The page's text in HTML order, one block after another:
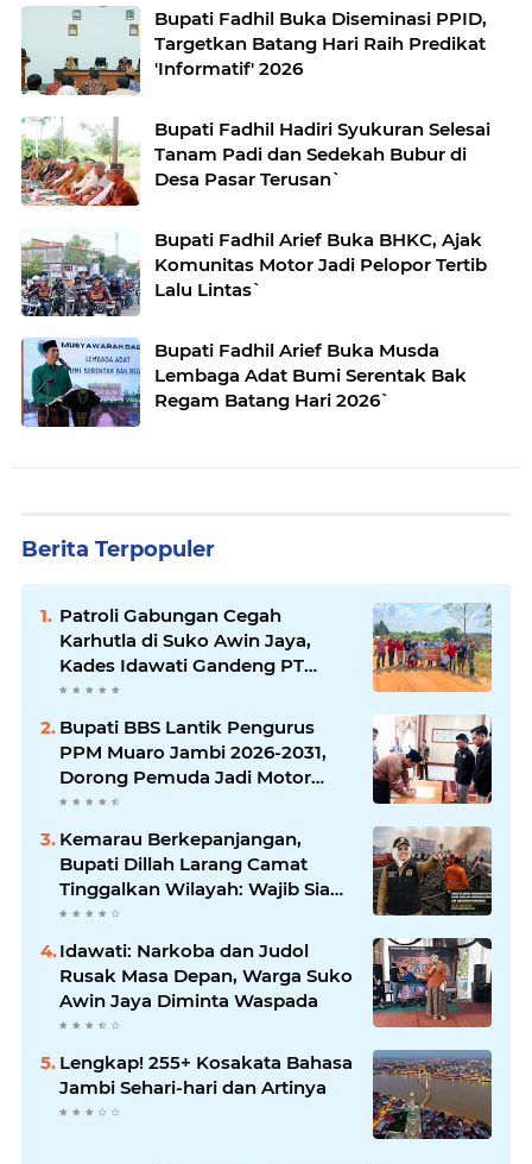
Bupati Fadhil Buka Diseminasi PPID,
Targetkan Batang Hari Raih Predikat
'Informatif' 2026
Bupati Fadhil Hadiri Syukuran Selesai
Tanam Padi dan Sedekah Bubur di
Desa Pasar Terusan`
Bupati Fadhil Arief Buka BHKC, Ajak
Komunitas Motor Jadi Pelopor Tertib
Lalu Lintas`
Bupati Fadhil Arief Buka Musda
Lembaga Adat Bumi Serentak Bak
Regam Batang Hari 2026`
Berita Terpopuler
Patroli Gabungan Cegah
Karhutla di Suko Awin Jaya,
Kades Idawati Gandeng PT
BBB-S, TNI dan BPD
Bupati BBS Lantik Pengurus
PPM Muaro Jambi 2026-2031,
Dorong Pemuda Jadi Motor
Perubahan
Kemarau Berkepanjangan,
Bupati Dillah Larang Camat
Tinggalkan Wilayah: Wajib Siaga
Hadapi Karhutla dan Kebakaran
Permukiman
Idawati: Narkoba dan Judol
Rusak Masa Depan, Warga Suko
Awin Jaya Diminta Waspada
Lengkap! 255+ Kosakata Bahasa
Jambi Sehari-hari dan Artinya